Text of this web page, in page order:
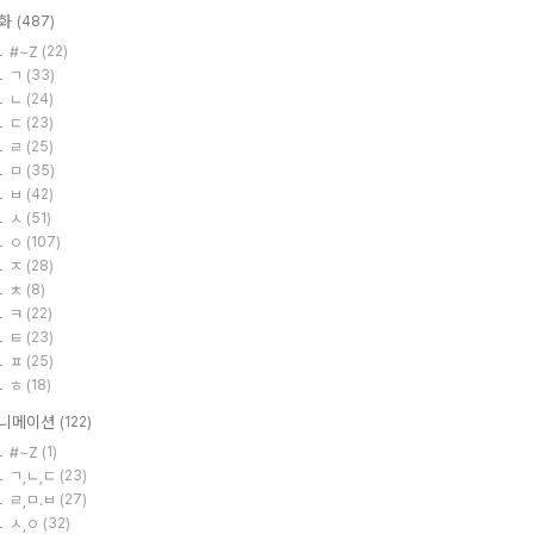
(487)
#~Z (22)
ㄱ (33)
ㄴ (24)
ㄷ (23)
ㄹ (25)
ㅁ (35)
ㅂ (42)
ㅅ (51)
ㅇ (107)
ㅈ (28)
ㅊ (8)
ㅋ (22)
ㅌ (23)
ㅍ (25)
ㅎ (18)
메이션 (122)
#~Z (1)
ㄱ,ㄴ,ㄷ (23)
ㄹ,ㅁ.ㅂ (27)
ㅅ,ㅇ (32)